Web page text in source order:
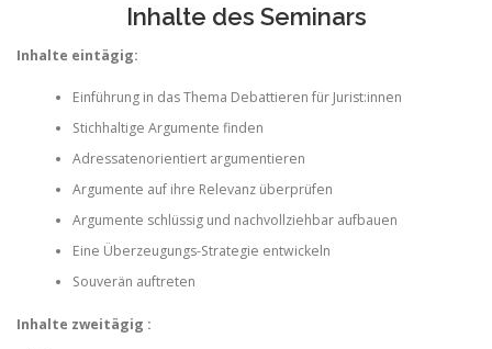
Inhalte des Seminars
Inhalte eintägig:
Einführung in das Thema Debattieren für Jurist:innen
Stichhaltige Argumente finden
Adressatenorientiert argumentieren
Argumente auf ihre Relevanz überprüfen
Argumente schlüssig und nachvollziehbar aufbauen
Eine Überzeugungs-Strategie entwickeln
Souverän auftreten
Inhalte zweitägig :